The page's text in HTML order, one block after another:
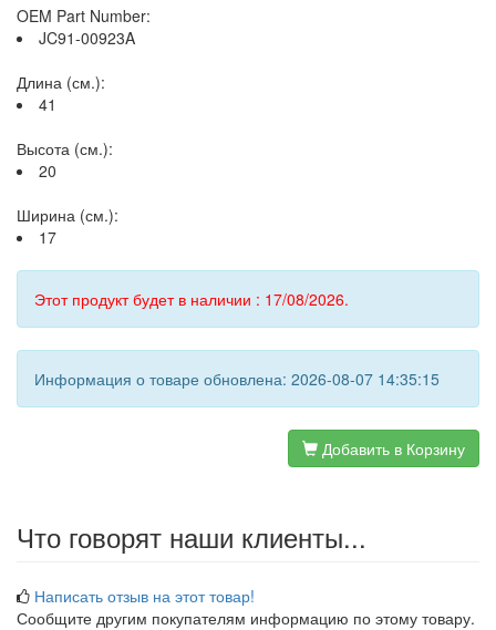
OEM Part Number:
JC91-00923A
Длина (см.):
41
Высота (см.):
20
Ширина (см.):
17
Этот продукт будет в наличии : 17/08/2026.
Информация о товаре обновлена: 2026-08-07 14:35:15
Добавить в Корзину
Что говорят наши клиенты...
Написать отзыв на этот товар!
Сообщите другим покупателям информацию по этому товару.